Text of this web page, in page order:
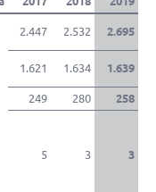
2.447 2.532 2.695
1.621 1.634 1.639
249 280
258
5 3 3